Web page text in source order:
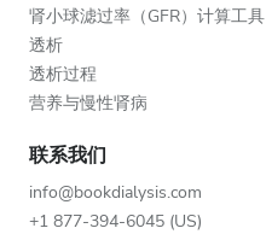
肾小球滤过率（GFR）计算工具
透析
透析过程
营养与慢性肾病
联系我们
info@bookdialysis.com
+1 877-394-6045 (US)